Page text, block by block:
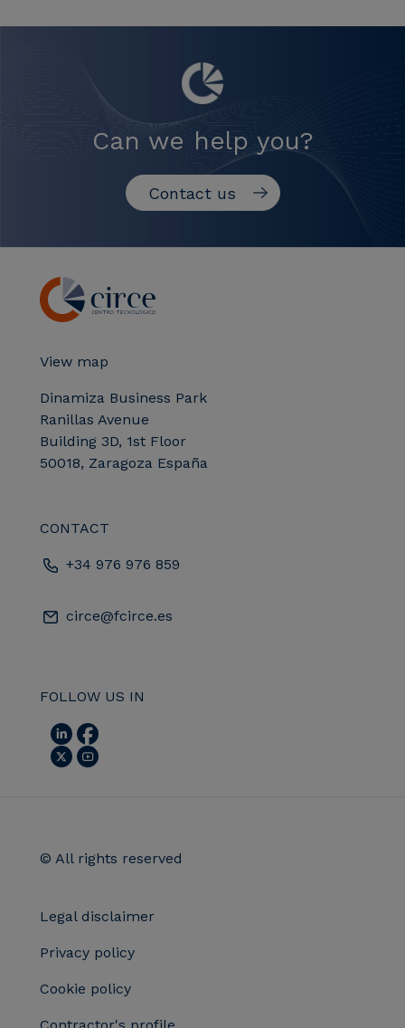
Can we help you?
Contact us
View map
Dinamiza Business Park
Ranillas Avenue
Building 3D, 1st Floor
50018, Zaragoza España
CONTACT
+34 976 976 859
circe@fcirce.es
FOLLOW US IN
© All rights reserved
Legal disclaimer
Privacy policy
Cookie policy